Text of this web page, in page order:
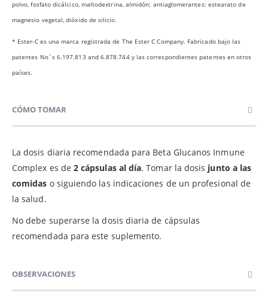
polvo, fosfato dicálcico, maltodextrina, almidón; antiaglomerantes: estearato de
magnesio vegetal, dióxido de silicio.
* Ester-C es una marca registrada de The Ester C Company. Fabricado bajo las
patentes No´s 6.197.813 and 6.878.744 y las correspondientes patentes en otros
países.
CÓMO TOMAR
La dosis diaria recomendada para Beta Glucanos Inmune
Complex es de 2 cápsulas al día. Tomar la dosis junto a las
comidas o siguiendo las indicaciones de un profesional de
la salud.
No debe superarse la dosis diaria de cápsulas
recomendada para este suplemento.
OBSERVACIONES